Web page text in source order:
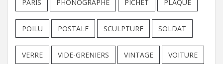
PARIS PHONOGRAPHE PICHET PLAQUE
POILU POSTALE SCULPTURE SOLDAT
VERRE VIDE-GRENIERS VINTAGE VOITURE